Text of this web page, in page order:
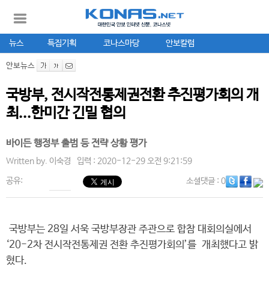
뉴스 특집기획 코나스마당 안보칼럼
안보뉴스
국방부, 전시작전통제권전환 추진평가회의 개
최...한미간 긴밀 협의
바이든 행정부 출범 등 전략 상황 평가
Written by. 이숙경 입력 : 2020-12-29 오전 9:21:59
공유: 소셜댓글: 0
국방부는 28일 서욱 국방부장관 주관으로 합참 대회의실에서
‘20-2차 전시작전통제권 전환 추진평가회의’를 개최했다고 밝
혔다.